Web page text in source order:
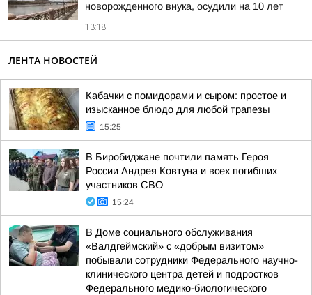
новорожденного внука, осудили на 10 лет
13:18
ЛЕНТА НОВОСТЕЙ
Кабачки с помидорами и сыром: простое и
изысканное блюдо для любой трапезы
15:25
В Биробиджане почтили память Героя
России Андрея Ковтуна и всех погибших
участников СВО
15:24
В Доме социального обслуживания
«Валдгеймский» с «добрым визитом»
побывали сотрудники Федерального научно-
клинического центра детей и подростков
Федерального медико-биологического